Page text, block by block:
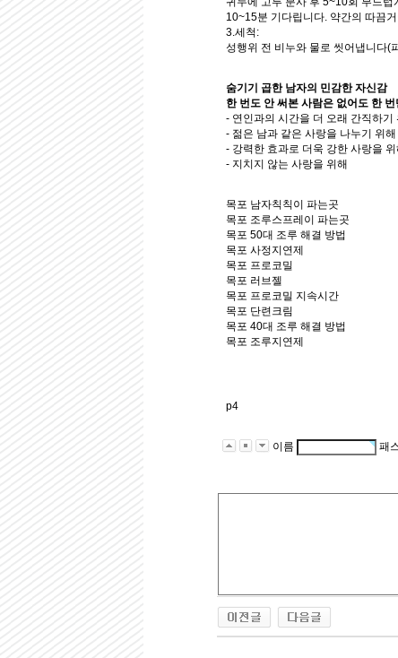
10~15분 기다립니다. 약간의 따끔
3.세척:
성행위 전 비누와 물로 씻어냅니다(
숨기기 곱한 남자의 민감한 자신감
한 번도 안 써본 사람은 없어도 한
- 연인과의 시간을 더 오래 간직하기
- 젊은 남과 같은 사랑을 나누기 위해
- 강력한 효과로 더욱 강한 사랑을 위
- 지치지 않는 사랑을 위해
목포 남자칙칙이 파는곳
목포 조루스프레이 파는곳
목포 50대 조루 해결 방법
목포 사정지연제
목포 프로코밀
목포 러브젤
목포 프로코밀 지속시간
목포 단련크림
목포 40대 조루 해결 방법
목포 조루지연제
p4
이름 패